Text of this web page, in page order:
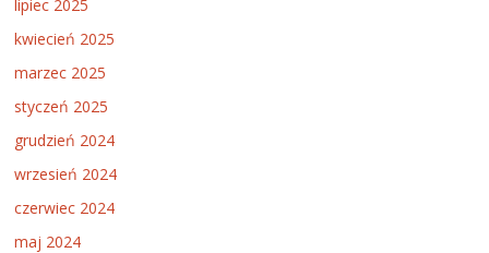
lipiec 2025
kwiecień 2025
marzec 2025
styczeń 2025
grudzień 2024
wrzesień 2024
czerwiec 2024
maj 2024